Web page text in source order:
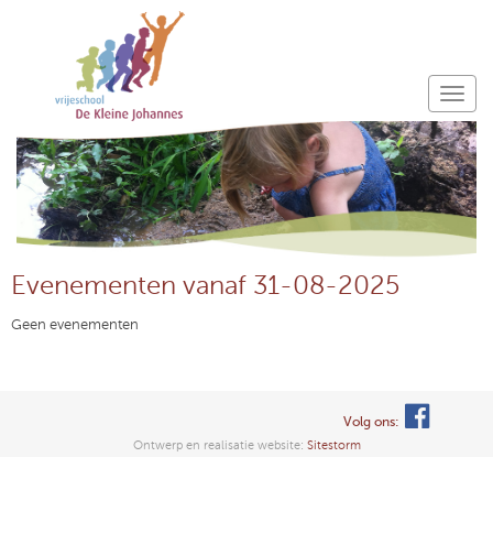
Evenementen vanaf 31-08-2025
Geen evenementen
Volg ons:
Ontwerp en realisatie website: Sitestorm